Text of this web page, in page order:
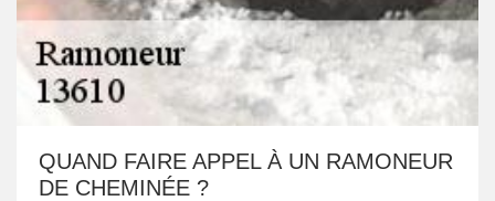
QUAND FAIRE APPEL À UN RAMONEUR
DE CHEMINÉE ?